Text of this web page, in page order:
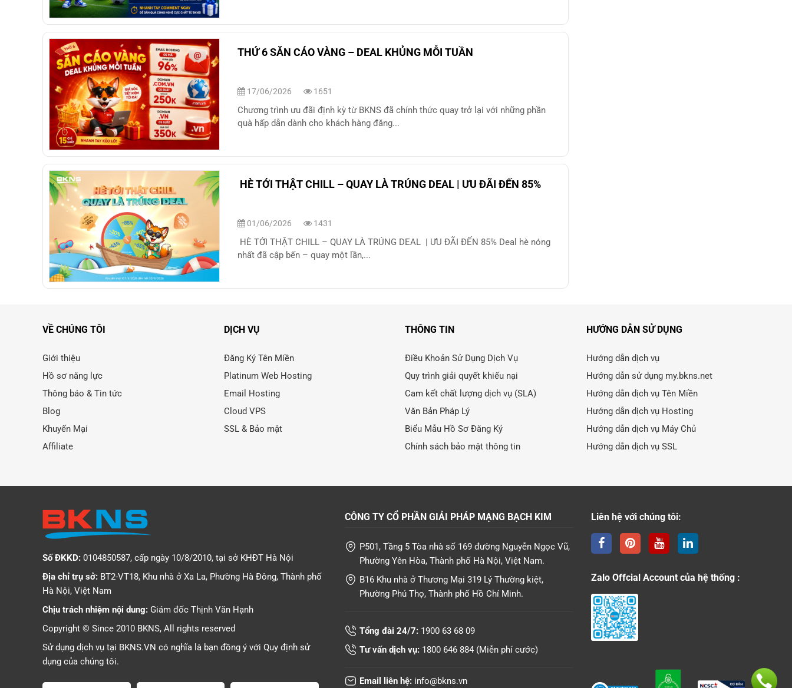
THỨ 6 SĂN CÁO VÀNG – DEAL KHỦNG MỖI TUẦN
17/06/2026 1651
Chương trình ưu đãi định kỳ từ BKNS đã chính thức quay trở lại với những phần
quà hấp dẫn dành cho khách hàng đăng...
HÈ TỚI THẬT CHILL – QUAY LÀ TRÚNG DEAL | ƯU ĐÃI ĐẾN 85%
01/06/2026 1431
HÈ TỚI THẬT CHILL – QUAY LÀ TRÚNG DEAL | ƯU ĐÃI ĐẾN 85% Deal hè nóng
nhất đã cập bến – quay một lần,...
VỀ CHÚNG TÔI
Giới thiệu
Hồ sơ năng lực
Thông báo & Tin tức
Blog
Khuyến Mại
Affiliate
DỊCH VỤ
Đăng Ký Tên Miền
Platinum Web Hosting
Email Hosting
Cloud VPS
SSL & Bảo mật
THÔNG TIN
Điều Khoản Sử Dụng Dịch Vụ
Quy trình giải quyết khiếu nại
Cam kết chất lượng dịch vụ (SLA)
Văn Bản Pháp Lý
Biểu Mẫu Hồ Sơ Đăng Ký
Chính sách bảo mật thông tin
HƯỚNG DẪN SỬ DỤNG
Hướng dẫn dịch vụ
Hướng dẫn sử dụng my.bkns.net
Hướng dẫn dịch vụ Tên Miền
Hướng dẫn dịch vụ Hosting
Hướng dẫn dịch vụ Máy Chủ
Hướng dẫn dịch vụ SSL
Số ĐKKD: 0104850587, cấp ngày 10/8/2010, tại sở KHĐT Hà Nội
Địa chỉ trụ sở: BT2-VT18, Khu nhà ở Xa La, Phường Hà Đông, Thành phố
Hà Nội, Việt Nam
Chịu trách nhiệm nội dung: Giám đốc Thịnh Văn Hạnh
Copyright © Since 2010 BKNS, All rights reserved
Sử dụng dịch vụ tại BKNS.VN có nghĩa là bạn đồng ý với Quy định sử
dụng của chúng tôi.
CÔNG TY CỔ PHẦN GIẢI PHÁP MẠNG BẠCH KIM
P501, Tầng 5 Tòa nhà số 169 đường Nguyễn Ngọc Vũ,
Phường Yên Hòa, Thành phố Hà Nội, Việt Nam.
B16 Khu nhà ở Thương Mại 319 Lý Thường kiệt,
Phường Phú Thọ, Thành phố Hồ Chí Minh.
Tổng đài 24/7: 1900 63 68 09
Tư vấn dịch vụ: 1800 646 884(Miễn phí cước)
Email liên hệ: info@bkns.vn
Liên hệ với chúng tôi:
Zalo Offcial Account của hệ thống :